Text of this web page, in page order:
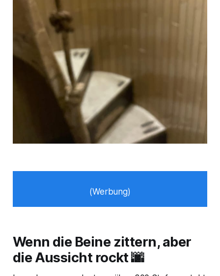
(Werbung)
Wenn die Beine zittern, aber
die Aussicht rockt 🌆